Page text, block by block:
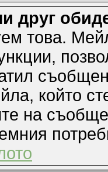
друг
това.
който
на